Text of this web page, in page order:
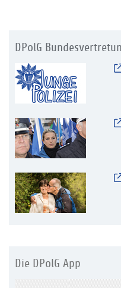
DPolG
Die DPolG App